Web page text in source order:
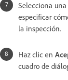
Selecciona
especificar
la inspección.
Haz clic en
cuadro de